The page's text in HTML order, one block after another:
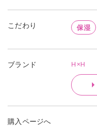
こだわり 保湿
ブランド H×H
購入ページへ